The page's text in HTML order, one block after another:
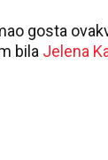
gosta
bila Jelena